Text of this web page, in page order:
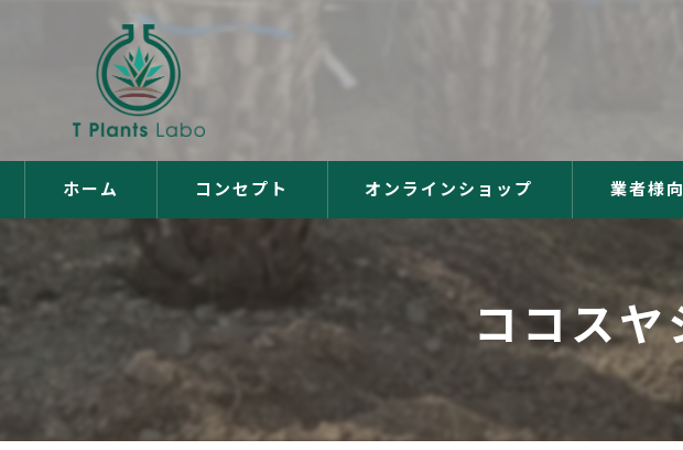
ホーム コンセプト オンラインショップ 業者様
ココスヤ